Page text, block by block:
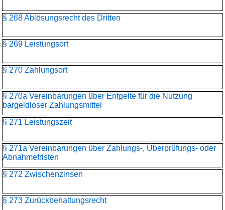
§ 268 Ablösungsrecht des Dritten
§ 269 Leistungsort
§ 270 Zahlungsort
§ 270a Vereinbarungen über Entgelte für die Nutzung
bargeldloser Zahlungsmittel
§ 271 Leistungszeit
§ 271a Vereinbarungen über Zahlungs-, Überprüfungs- oder
Abnahmefristen
§ 272 Zwischenzinsen
§ 273 Zurückbehaltungsrecht